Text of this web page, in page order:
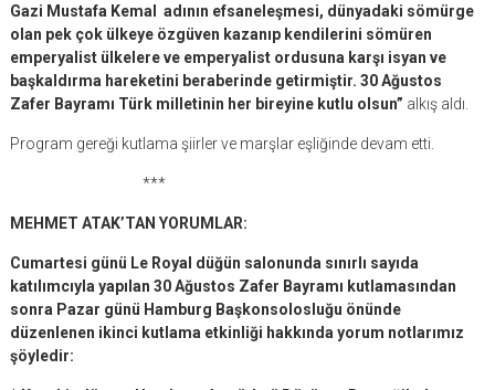
Gazi Mustafa Kemal adının efsaneleşmesi, dünyadaki sömürge
olan pek çok ülkeye özgüven kazanıp kendilerini sömüren
emperyalist ülkelere ve emperyalist ordusuna karşı isyan ve
başkaldırma hareketini beraberinde getirmiştir. 30 Ağustos
Zafer Bayramı Türk milletinin her bireyine kutlu olsun” alkış aldı.
Program gereği kutlama şiirler ve marşlar eşliğinde devam etti.
***
MEHMET ATAK’TAN YORUMLAR:
Cumartesi günü Le Royal düğün salonunda sınırlı sayıda
katılımcıyla yapılan 30 Ağustos Zafer Bayramı kutlamasından
sonra Pazar günü Hamburg Başkonsolosluğu önünde
düzenlenen ikinci kutlama etkinliği hakkında yorum notlarımız
şöyledir: